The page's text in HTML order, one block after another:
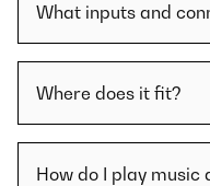
What inputs and
Where does it fit?
How do I play music